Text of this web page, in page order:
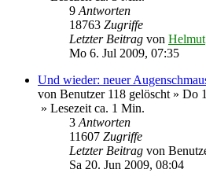
9Antworten
18763 Zugriffe
Letzter Beitrag von Helmut
Mo 6. Jul 2009, 07:35
Und wieder: neuer
von Benutzer 118 gelöscht» Do
» Lesezeit ca. 1 Min.
3Antworten
11607 Zugriffe
Letzter Beitrag von
Sa 20. Jun 2009, 08:04